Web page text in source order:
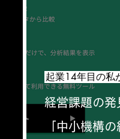
経営課題の発
「中小機構